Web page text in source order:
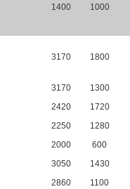
1400 1000
3170 1800
3170
1300
2420
1720
2250
1280
2000
600
3050
1430
2860
1100